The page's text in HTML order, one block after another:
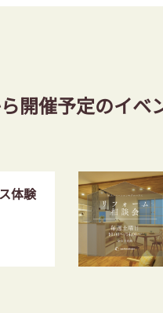
開催予定のイベ
体験